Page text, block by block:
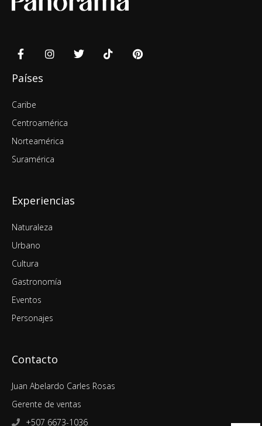
Países
Caribe
Centroamérica
Norteamérica
Suramérica
Experiencias
Naturaleza
Urbano
Cultura
Gastronomía
Eventos
Personajes
Contacto
Juan Abelardo Carles Rosas
Gerente de ventas
+507 6673-1036